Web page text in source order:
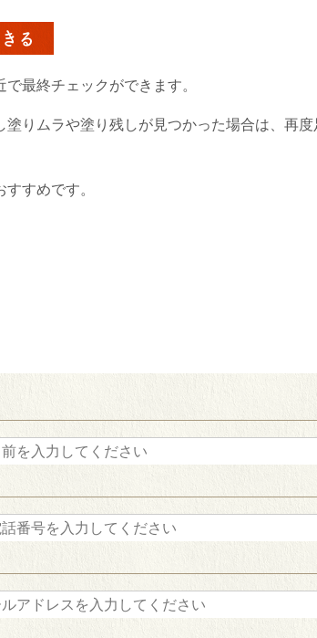
る
最終チェックができます。
りムラや塗り残しが見つかった場合は、再
すめです。